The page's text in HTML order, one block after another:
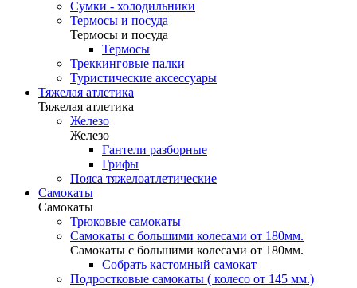
Сумки - холодильники
Термосы и посуда
Термосы и посуда
Термосы
Треккинговые палки
Туристические аксессуары
Тяжелая атлетика
Тяжелая атлетика
Железо
Железо
Гантели разборные
Грифы
Пояса тяжелоатлетические
Самокаты
Самокаты
Трюковые самокаты
Самокаты с большими колесами от 180мм.
Самокаты с большими колесами от 180мм.
Собрать кастомный самокат
Подростковые самокаты ( колесо от 145 мм.)